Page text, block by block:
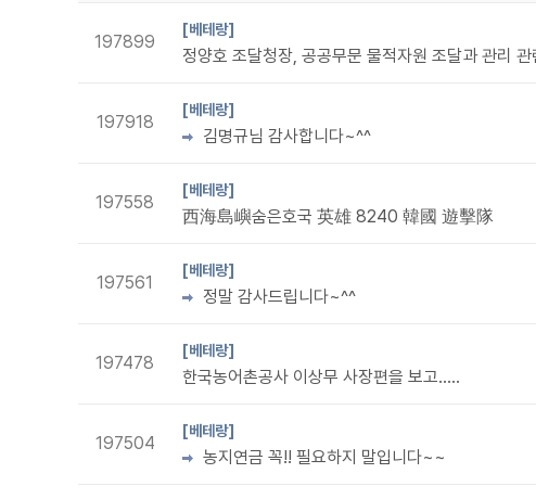
197899
[베테랑]
정양호 조달청장, 공공무문 물적자원 조달과 관리 관
197918
[베테랑]
김명규님 감사합니다~^^
197558
[베테랑]
西海島嶼숨은호국 英雄 8240 韓國 遊擊隊
197561
[베테랑]
정말 감사드립니다~^^
197478
[베테랑]
한국농어촌공사 이상무 사장편을 보고.....
197504
[베테랑]
농지연금 꼭!! 필요하지 말입니다~~